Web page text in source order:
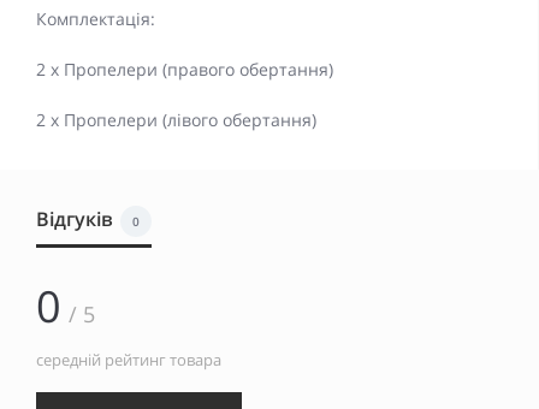
Комплектація:
2 x Пропелери (правого обертання)
2 x Пропелери (лівого обертання)
Відгуків 0
0 / 5
середній рейтинг товара